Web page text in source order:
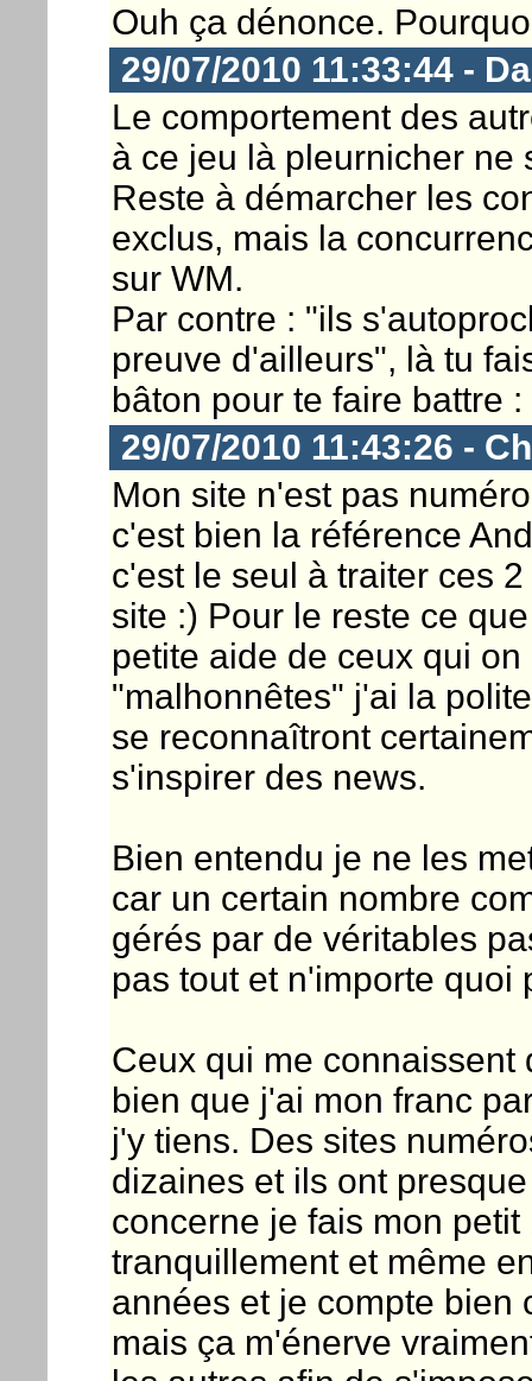
Ouh ça dénonce.
29/07/2010 11:33:44 -
Le comportement des
à ce jeu là pleurnicher ne
Reste à démarcher les
exclus, mais la
sur WM.
Par contre : "ils
preuve d'ailleurs", là tu
bâton pour te faire battre
29/07/2010 11:43:26 -
Mon site n'est pas
c'est bien la référence
c'est le seul à traiter ces
site :) Pour le reste ce
petite aide de ceux qui
"malhonnêtes" j'ai la
se reconnaîtront
s'inspirer des news.
Bien entendu je ne les
car un certain nombre
gérés par de véritables
pas tout et n'importe quoi
Ceux qui me connaissent
bien que j'ai mon franc
j'y tiens. Des sites
dizaines et ils ont
concerne je fais mon
tranquillement et même
années et je compte bien
mais ça m'énerve